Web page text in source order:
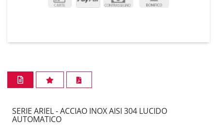
SERIE ARIEL - ACCIAO INOX AISI 304 LUCIDO
AUTOMATICO